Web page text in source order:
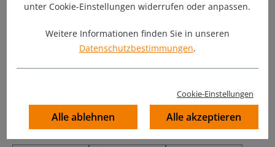
Sofort verfügbar, Lieferzeit: 1-2 Werktage
7820 Stück auf Lager
Größeauswählen
unter Cookie-Einstellungen widerrufen oder anpassen.
Weitere Informationen finden Sie in unseren
Datenschutzbestimmungen.
Cookie-Einstellungen
Alle ablehnen Alle akzeptieren